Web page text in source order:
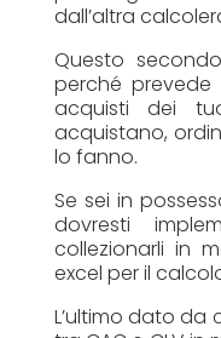
dall’altra
Questo
perché
acquisti dei
acquistano,
lo fanno.
Se sei in
dovresti
collezionarli in
excel per il
L’ultimo dato da